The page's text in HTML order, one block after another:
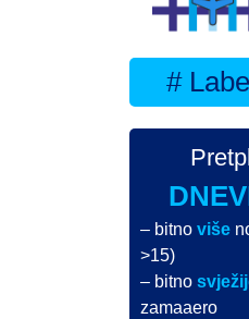
#
– bitnoviše
>15)
– bitno
zamaaero